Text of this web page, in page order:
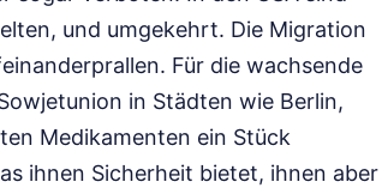
und umgekehrt. Die Migration
Für die wachsende
in Städten wie Berlin,
Medikamenten ein Stück
ihnen Sicherheit bietet, ihnen aber